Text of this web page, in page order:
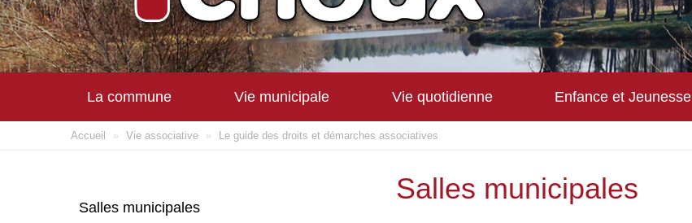
La commune Vie municipale Vie quotidienne Enfance et Jeunesse
Accueil » Vie associative » Le guide des droits et démarches associatives
Salles municipales
Salles municipales